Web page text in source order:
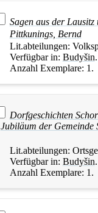
Sagen aus der
Pittkunings, Bernd
Lit.abteilungen:
Verfügbar in: Budyšin.
Anzahl Exemplare: 1.
Dorfgeschichten
Jubiläum der Gemeinde
Lit.abteilungen:
Verfügbar in: Budyšin.
Anzahl Exemplare: 1.